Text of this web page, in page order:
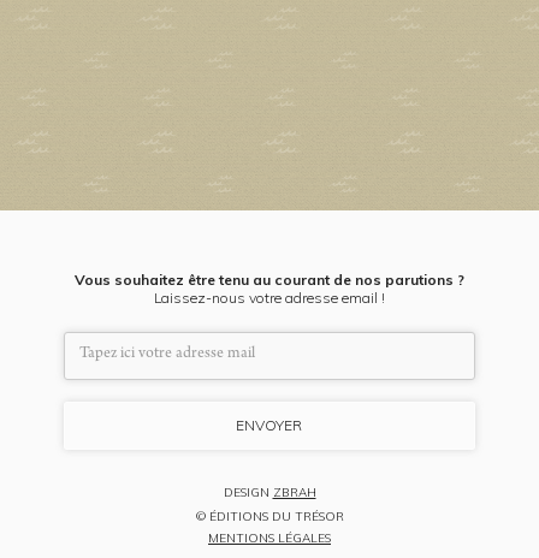
DESIGN ZBRAH
© ÉDITIONS DU TRÉSOR
MENTIONS LÉGALES
Vous souhaitez être tenu au courant de nos parutions ?
Laissez-nous votre adresse email !